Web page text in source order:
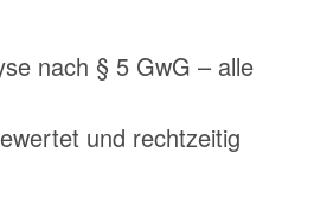
nach § 5 GwG – alle
und rechtzeitig